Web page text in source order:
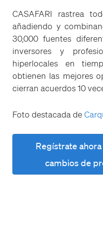
CASAFARI rastrea
añadiendo y
30,000 fuentes
inversores y
hiperlocales en
obtienen las mejores
cierran acuerdos 10
Foto destacada de
Regístrate
cambios de